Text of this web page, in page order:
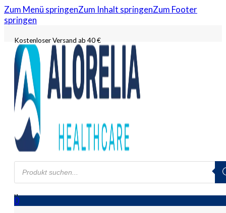
Zum Menü springenZum Inhalt springenZum Footer
springen
Kostenloser Versand ab 40 €
Products
search
0